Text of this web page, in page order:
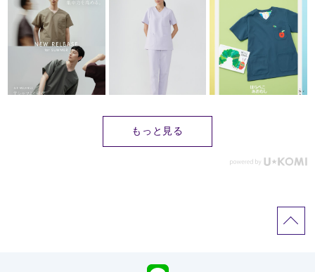
もっと見る